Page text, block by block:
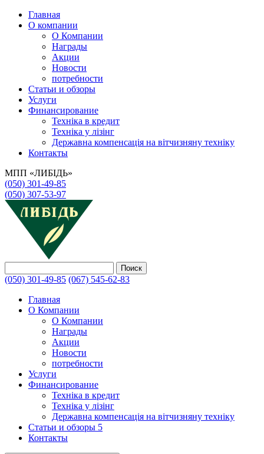
Главная
О компании
О Компании
Награды
Акции
Новости
потребности
Статьи и обзоры
Услуги
Финансирование
Техніка в кредит
Техніка у лізінг
Державна компенсація на вітчизняну техніку
Контакты
МПП «ЛИБІДЬ»
(050) 301-49-85
(050) 307-53-97
Поиск
(050) 301-49-85 (067) 545-62-83
Главная
О Компании
О Компании
Награды
Акции
Новости
потребности
Услуги
Финансирование
Техніка в кредит
Техніка у лізінг
Державна компенсація на вітчизняну техніку
Статьи и обзоры 5
Контакты